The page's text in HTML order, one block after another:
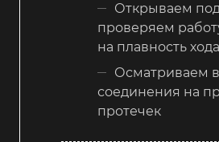
Открываем
проверяем
на плавность хода
Осматриваем
соединения на
протечек